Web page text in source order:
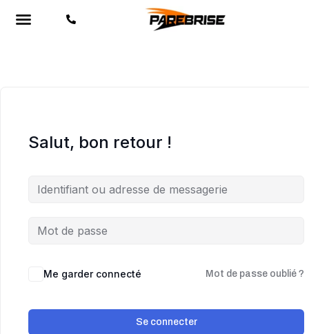
Salut, bon retour !
Me garder connecté Mot de passe oublié ?
Se connecter